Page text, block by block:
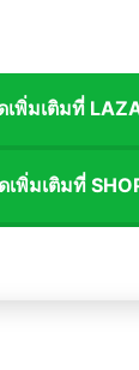
เพิ่มเติมที่
เพิ่มเติมที่